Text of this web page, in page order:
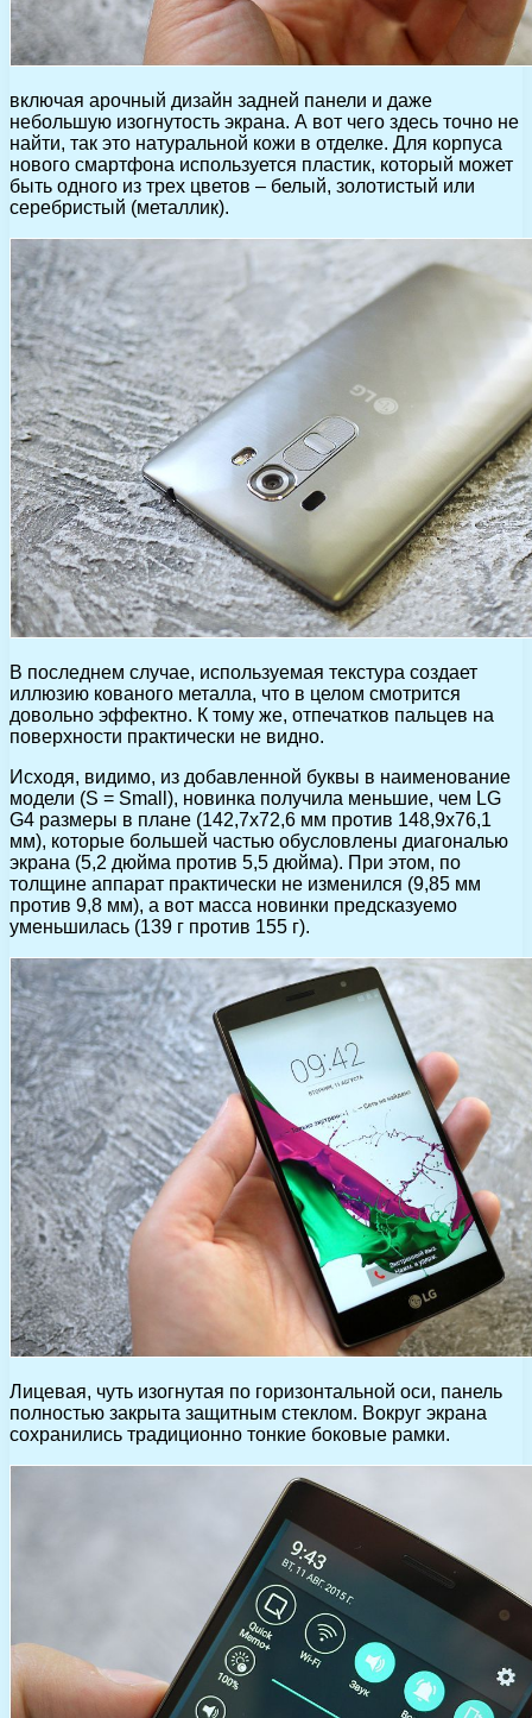
включая арочный дизайн задней панели и даже
небольшую изогнутость экрана. А вот чего здесь точно не
найти, так это натуральной кожи в отделке. Для корпуса
нового смартфона используется пластик, который может
быть одного из трех цветов – белый, золотистый или
серебристый (металлик).
В последнем случае, используемая текстура создает
иллюзию кованого металла, что в целом смотрится
довольно эффектно. К тому же, отпечатков пальцев на
поверхности практически не видно.
Исходя, видимо, из добавленной буквы в наименование
модели (S = Small), новинка получила меньшие, чем LG
G4 размеры в плане (142,7х72,6 мм против 148,9х76,1
мм), которые большей частью обусловлены диагональю
экрана (5,2 дюйма против 5,5 дюйма). При этом, по
толщине аппарат практически не изменился (9,85 мм
против 9,8 мм), а вот масса новинки предсказуемо
уменьшилась (139 г против 155 г).
Лицевая, чуть изогнутая по горизонтальной оси, панель
полностью закрыта защитным стеклом. Вокруг экрана
сохранились традиционно тонкие боковые рамки.